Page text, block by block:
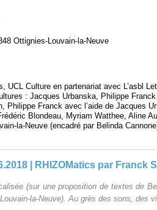
Ottignies-Louvain-la-Neuve
UCL Culture en partenariat avec L’asbl
: Jacques Urbanska, Philippe Franck
Philippe Franck avec l’aide de Jacques
Blondeau, Myriam Watthee, Aline
la-Neuve (encadré par Belinda
| RHIZOMatics par Franck
(sur une proposition de textes de
la-Neuve). Au grès des sons, des